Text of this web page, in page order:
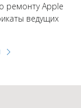
ремонту Apple
ведущих